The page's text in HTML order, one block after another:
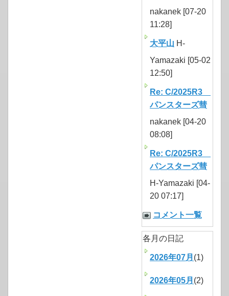
nakanek [07-20
11:28]
大平山 H-
Yamazaki [05-02
12:50]
Re: C/2025R3
パンスターズ彗
nakanek [04-20
08:08]
Re: C/2025R3
パンスターズ彗
H-Yamazaki [04-
20 07:17]
コメント一覧
各月の日記
2026年07月 (1)
2026年05月 (2)